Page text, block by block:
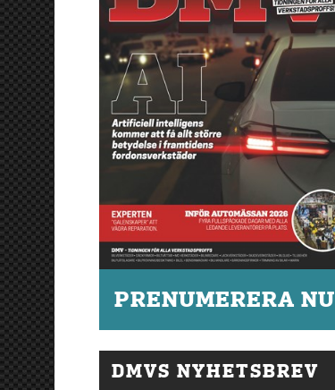
PRENUMERERA NU
DMVS NYHETSBREV